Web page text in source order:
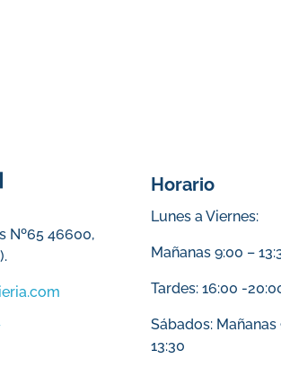
Nº65 46600,
Horario
Lunes a Viernes:
Mañanas 9:00 –
Tardes: 16:00 -
Sábados: Mañanas
13:30